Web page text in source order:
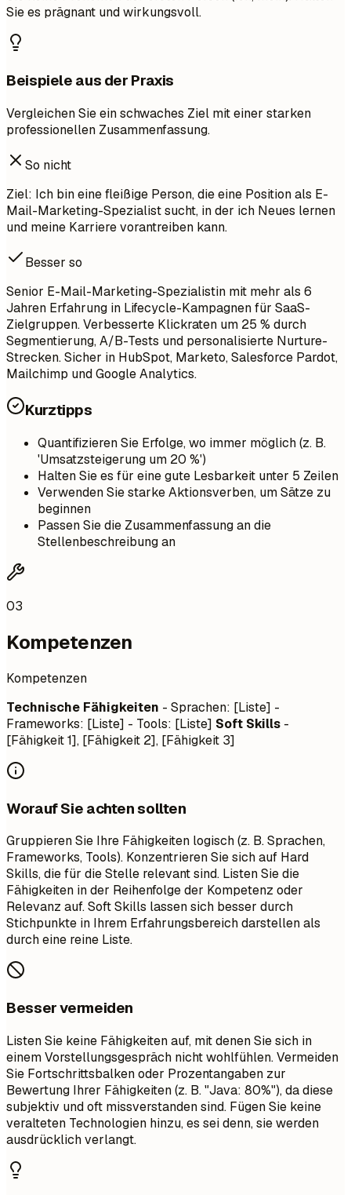
Sie es prägnant und wirkungsvoll.
Beispiele aus der Praxis
Vergleichen Sie ein schwaches Ziel mit einer starken
professionellen Zusammenfassung.
So nicht
Ziel: Ich bin eine fleißige Person, die eine Position als E-
Mail-Marketing-Spezialist sucht, in der ich Neues lernen
und meine Karriere vorantreiben kann.
Besser so
Senior E-Mail-Marketing-Spezialistin mit mehr als 6
Jahren Erfahrung in Lifecycle-Kampagnen für SaaS-
Zielgruppen. Verbesserte Klickraten um 25 % durch
Segmentierung, A/B-Tests und personalisierte Nurture-
Strecken. Sicher in HubSpot, Marketo, Salesforce Pardot,
Mailchimp und Google Analytics.
Kurztipps
Quantifizieren Sie Erfolge, wo immer möglich (z. B.
'Umsatzsteigerung um 20 %')
Halten Sie es für eine gute Lesbarkeit unter 5 Zeilen
Verwenden Sie starke Aktionsverben, um Sätze zu
beginnen
Passen Sie die Zusammenfassung an die
Stellenbeschreibung an
03
Kompetenzen
Kompetenzen
Technische Fähigkeiten - Sprachen: [Liste] -
Frameworks: [Liste] - Tools: [Liste] Soft Skills -
[Fähigkeit 1], [Fähigkeit 2], [Fähigkeit 3]
Worauf Sie achten sollten
Gruppieren Sie Ihre Fähigkeiten logisch (z. B. Sprachen,
Frameworks, Tools). Konzentrieren Sie sich auf Hard
Skills, die für die Stelle relevant sind. Listen Sie die
Fähigkeiten in der Reihenfolge der Kompetenz oder
Relevanz auf. Soft Skills lassen sich besser durch
Stichpunkte in Ihrem Erfahrungsbereich darstellen als
durch eine reine Liste.
Besser vermeiden
Listen Sie keine Fähigkeiten auf, mit denen Sie sich in
einem Vorstellungsgespräch nicht wohlfühlen. Vermeiden
Sie Fortschrittsbalken oder Prozentangaben zur
Bewertung Ihrer Fähigkeiten (z. B. "Java: 80%"), da diese
subjektiv und oft missverstanden sind. Fügen Sie keine
veralteten Technologien hinzu, es sei denn, sie werden
ausdrücklich verlangt.